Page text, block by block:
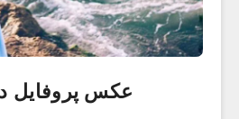
عکس پروفایل